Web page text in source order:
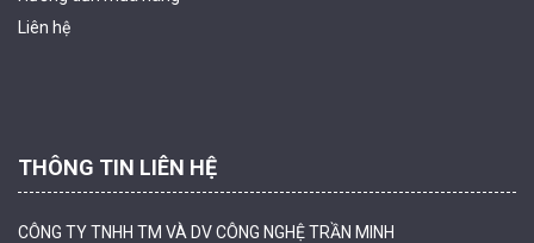
2.039.000 đ
Liên hệ
THÔNG TIN LIÊN HỆ
CÔNG TY TNHH TM VÀ DV CÔNG NGHỆ TRẦN MINH